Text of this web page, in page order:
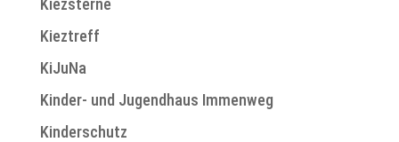
Kiezsterne
Kieztreff
KiJuNa
Kinder- und Jugendhaus Immenweg
Kinderschutz